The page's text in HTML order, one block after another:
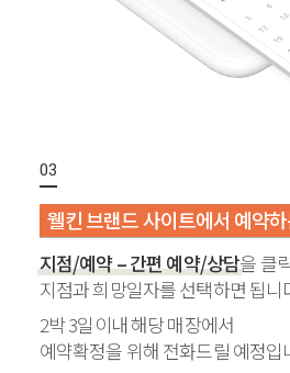
웰킨 브랜드 사이트에서 예약
지점/예약 – 간편 예약/상담을 클
지점과 희망일자를 선택하면 됩니
2박 3일이내 해당 매장에서
예약확정을 위해 전화드릴 예정입